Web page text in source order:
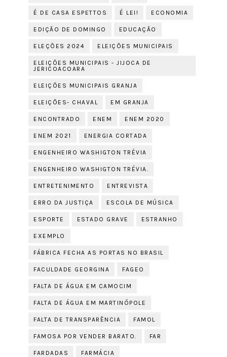
É DE CASA ESPETTOS É LEI! ECONOMIA
EDIÇÃO DE DOMINGO EDUCAÇÃO
ELEÇÕES 2024 ELEIÇÕES MUNICIPAIS
ELEIÇÕES MUNICIPAIS - JIJOCA DE
JERICOACOARA
ELEIÇÕES MUNICIPAIS GRANJA
ELEIÇÕES- CHAVAL EM GRANJA
ENCONTRADO ENEM ENEM 2020
ENEM 2021 ENERGIA CORTADA
ENGENHEIRO WASHIGTON TRÉVIA
ENGENHEIRO WASHIGTON TRÉVIA.
ENTRETENIMENTO ENTREVISTA
ERRO DA JUSTIÇA ESCOLA DE MÚSICA
ESPORTE ESTADO GRAVE ESTRANHO
EXEMPLO
FÁBRICA FECHA AS PORTAS NO BRASIL
FACULDADE GEORGINA FAGEO
FALTA DE ÁGUA EM CAMOCIM
FALTA DE ÁGUA EM MARTINÓPOLE
FALTA DE TRANSPARÊNCIA FAMOL
FAMOSA POR VENDER BARATO. FAR
FARDADAS FARMÁCIA